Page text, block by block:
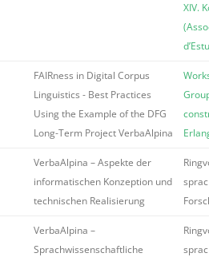
XIV.
FAIRness in Digital Corpus
Linguistics - Best Practices
Using the Example of the DFG
Long-Term Project VerbaAlpina
VerbaAlpina – Aspekte der
informatischen Konzeption und
technischen Realisierung
VerbaAlpina –
Sprachwissenschaftliche